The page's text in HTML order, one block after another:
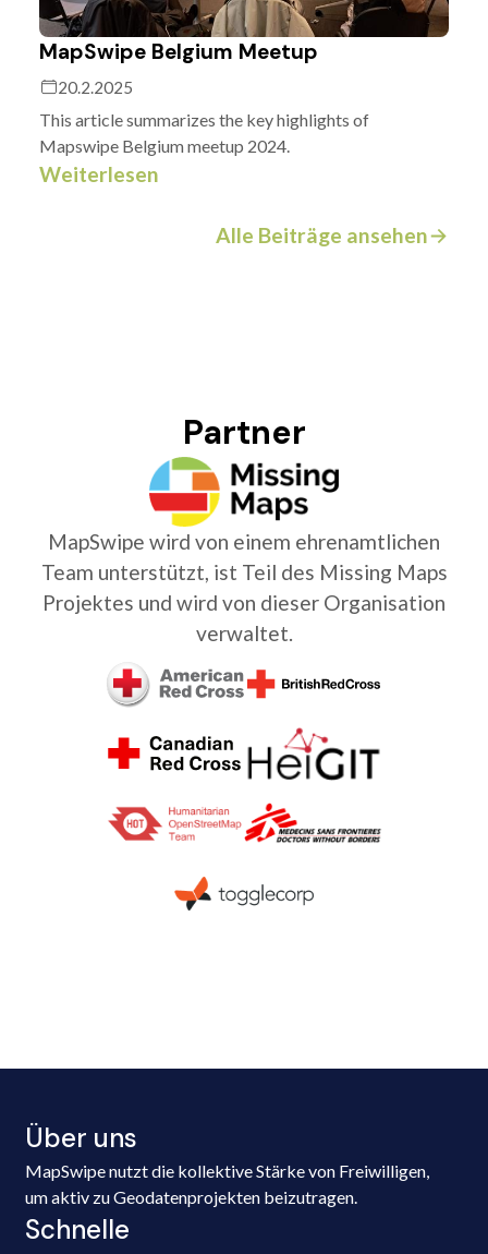
MapSwipe Belgium Meetup
20.2.2025
This article summarizes the key highlights of
Mapswipe Belgium meetup 2024.
Weiterlesen
Alle Beiträge ansehen
Partner
MapSwipe wird von einem ehrenamtlichen
Team unterstützt, ist Teil des Missing Maps
Projektes und wird von dieser Organisation
verwaltet.
Über uns
MapSwipe nutzt die kollektive Stärke von Freiwilligen,
um aktiv zu Geodatenprojekten beizutragen.
Schnelle